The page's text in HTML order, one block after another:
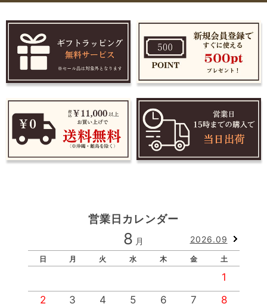
営業日カレンダー
8 月 2026.09
日 月 火 水 木 金 土
1
2
3 4 5 6 7
8